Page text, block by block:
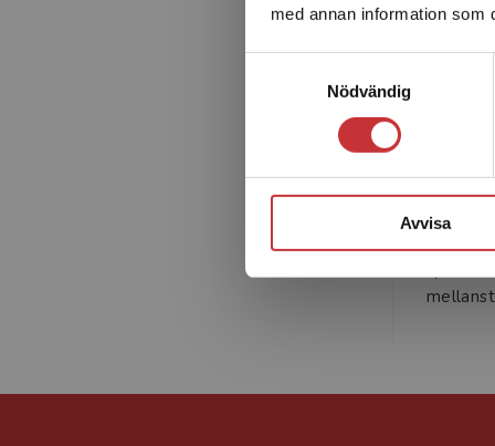
med annan information som
Nödvändig
Avvisa
• Slideshows – förberedda genomgångar med realia
För arbetet med Activity Book finns:
• Handouts – kopieringsunderlag så som ordlistor,
• Answer Key – facitfil till Activity Book för att visa
• Tests – enklare prov som bygger på bokens
En digital version av den tryckta lärarhandledningen
Peter
och har